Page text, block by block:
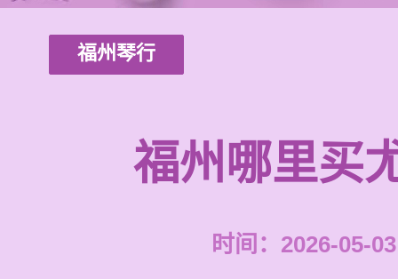
福州琴行
福州哪里买
时间：2026-05-